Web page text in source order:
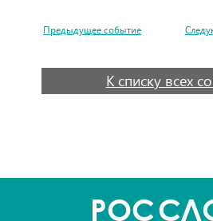
Предыдущее событие
К списку всех
POC